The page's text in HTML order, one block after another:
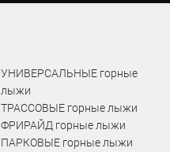
УНИВЕРСАЛЬНЫЕ горные
лыжи
ТРАССОВЫЕ горные лыжи
ФРИРАЙД горные лыжи
ПАРКОВЫЕ горные лыжи